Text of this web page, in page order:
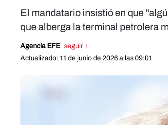
El mandatario insistió en que
que alberga la terminal petrolera
Agencia EFE seguir +
Actualizado: 11 de junio de 2026 a las 09:01